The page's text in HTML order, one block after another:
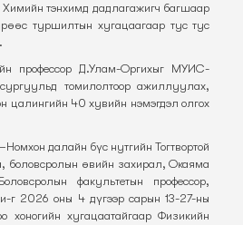
тэнхимд дадлагажигч багшаар
туршилтын хугацаагаар тус тус
профессор Д.Улам-Оргихыг МУИС-
томилолтоор ажиллуулах,
цалингийн 40 хувийн нэмэгдэл олгох
далайн бүс нутгийн Тогтвортой
боловсролын өвийн захирал, Окаяма
факультетын профессор,
г 2026 оны 4 дүгээр сарын 13-27-ны
хоногийн хугацаатайгаар Физикийн